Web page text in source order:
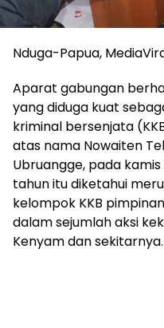
Nduga-Papua,
Aparat gabungan
yang diduga kuat
kriminal bersenjata
atas nama Nowaiten
Ubruangge, pada
tahun itu diketahui
kelompok KKB
dalam sejumlah aksi
Kenyam dan sekitarnya.